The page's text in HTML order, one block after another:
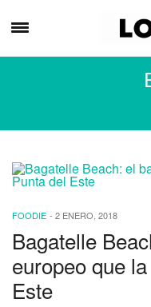
FOODIE - 2 ENERO, 2018
Bagatelle
europeo que
Este